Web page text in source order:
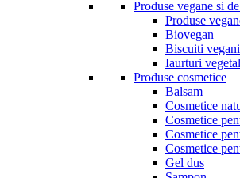
Produse vegane si
Produse
Biovegan
Biscuiti vegani
Iaurturi
Produse cosmetice
Balsam
Cosmetice
Cosmetice
Cosmetice
Cosmetice
Gel dus